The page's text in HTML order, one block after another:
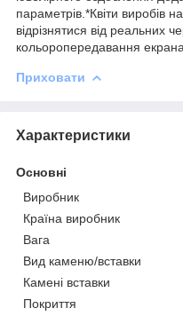
параметрів.*Квіти виробів
відрізнятися від реальних
кольоропередавання екрана
Приховати
Характеристики
Основні
Виробник
Країна виробник
Вага
Вид каменю/вставки
Камені вставки
Покриття